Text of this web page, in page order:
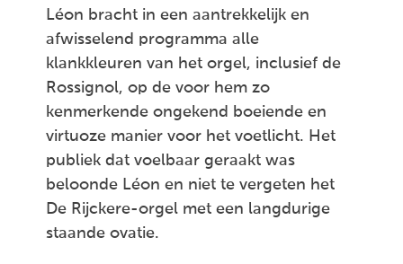
Léon bracht in een aantrekkelijk en
afwisselend programma alle
klankkleuren van het orgel, inclusief de
Rossignol, op de voor hem zo
kenmerkende ongekend boeiende en
virtuoze manier voor het voetlicht. Het
publiek dat voelbaar geraakt was
beloonde Léon en niet te vergeten het
De Rijckere-orgel met een langdurige
staande ovatie.